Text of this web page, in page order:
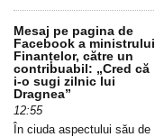
Mesaj pe pagina de
Facebook a ministrului
Finanțelor, către un
contribuabil: „Cred că
i-o sugi zilnic lui
Dragnea”
12:55
În ciuda aspectului său de